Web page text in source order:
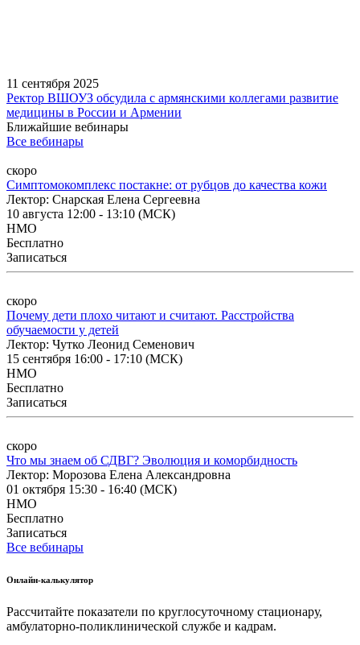
11 сентября 2025
Ректор ВШОУЗ обсудила с армянскими коллегами развитие
медицины в России и Армении
Ближайшие вебинары
Все вебинары
скоро
Симптомокомплекс постакне: от рубцов до качества кожи
Лектор: Снарская Елена Сергеевна
10 августа 12:00 ‑ 13:10 (МСК)
НМО
Бесплатно
Записаться
скоро
Почему дети плохо читают и считают. Расстройства
обучаемости у детей
Лектор: Чутко Леонид Семенович
15 сентября 16:00 ‑ 17:10 (МСК)
НМО
Бесплатно
Записаться
скоро
Что мы знаем об СДВГ? Эволюция и коморбидность
Лектор: Морозова Елена Александровна
01 октября 15:30 ‑ 16:40 (МСК)
НМО
Бесплатно
Записаться
Все вебинары
Онлайн-калькулятор
Рассчитайте показатели по круглосуточному стационару,
амбулаторно-поликлинической службе и кадрам.